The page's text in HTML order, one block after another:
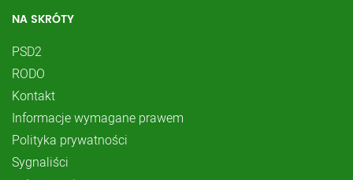
NA SKRÓTY
PSD2
RODO
Kontakt
Informacje wymagane prawem
Polityka prywatności
Sygnaliści